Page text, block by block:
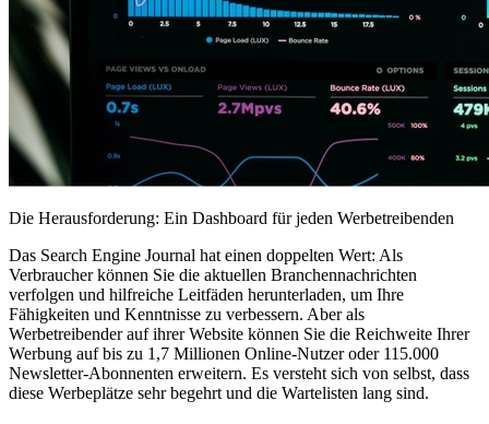
Die Herausforderung: Ein Dashboard für jeden Werbetreibenden
Das Search Engine Journal hat einen doppelten Wert: Als
Verbraucher können Sie die aktuellen Branchennachrichten
verfolgen und hilfreiche Leitfäden herunterladen, um Ihre
Fähigkeiten und Kenntnisse zu verbessern. Aber als
Werbetreibender auf ihrer Website können Sie die Reichweite Ihrer
Werbung auf bis zu 1,7 Millionen Online-Nutzer oder 115.000
Newsletter-Abonnenten erweitern. Es versteht sich von selbst, dass
diese Werbeplätze sehr begehrt und die Wartelisten lang sind.